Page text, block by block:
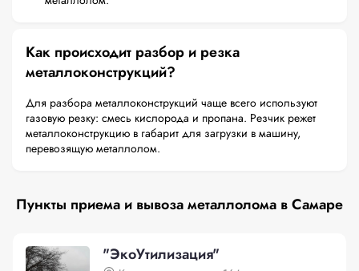
Как происходит разбор и резка
металлоконструкций?
Для разбора металлоконструкций чаще всего используют
газовую резку: смесь кислорода и пропана. Резчик режет
металлоконструкцию в габарит для загрузки в машину,
перевозящую металлолом.
Пункты приема и вывоза металлолома в Самаре
"ЭкоУтилизация"